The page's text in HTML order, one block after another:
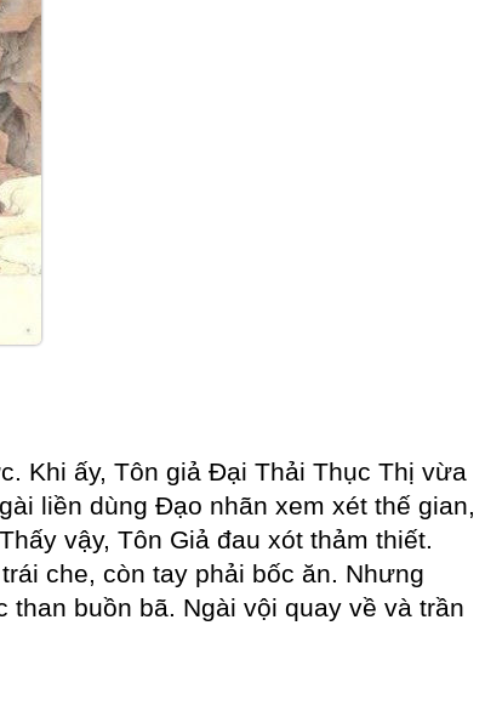
Khi ấy, Tôn giả Đại Thải Thục Thị vừa
liền dùng Đạo nhãn xem xét thế gian,
vậy, Tôn Giả đau xót thảm thiết.
che, còn tay phải bốc ăn. Nhưng
buồn bã. Ngài vội quay về và trần